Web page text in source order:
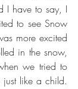
I have to say, I
to see Snow
more excited
in the snow,
we tried to
like a child.